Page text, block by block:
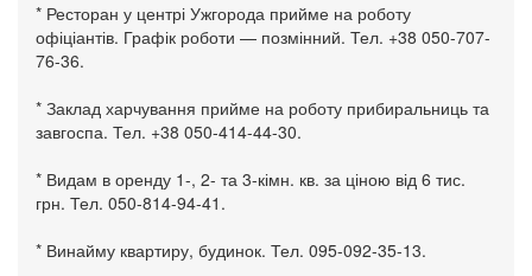
* Ресторан у центрі Ужгорода прийме на роботу
офіціантів. Графік роботи — позмінний. Тел. +38 050-707-
76-36.
* Заклад харчування прийме на роботу прибиральниць та
завгоспа. Тел. +38 050-414-44-30.
* Видам в оренду 1-, 2- та 3-кімн. кв. за ціною від 6 тис.
грн. Тел. 050-814-94-41.
* Винайму квартиру, будинок. Тел. 095-092-35-13.